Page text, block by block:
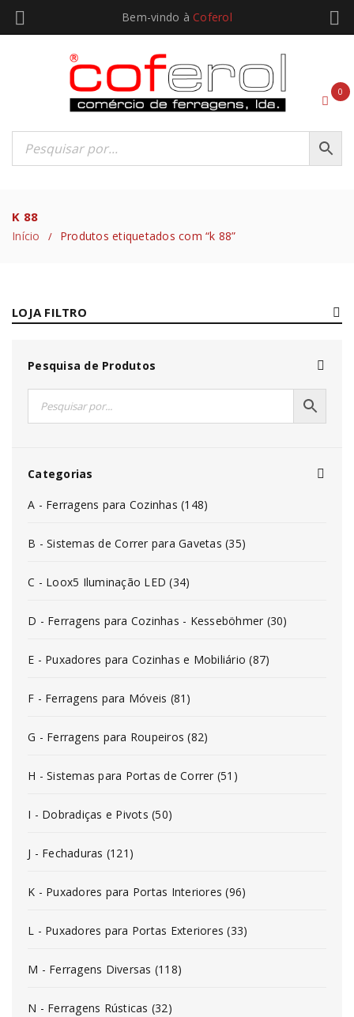
Bem-vindo à Coferol
0
K 88
Início / Produtos etiquetados com “k 88”
LOJA FILTRO
Pesquisa de Produtos
Categorias
A - Ferragens para Cozinhas (148)
B - Sistemas de Correr para Gavetas (35)
C - Loox5 Iluminação LED (34)
D - Ferragens para Cozinhas - Kesseböhmer (30)
E - Puxadores para Cozinhas e Mobiliário (87)
F - Ferragens para Móveis (81)
G - Ferragens para Roupeiros (82)
H - Sistemas para Portas de Correr (51)
I - Dobradiças e Pivots (50)
J - Fechaduras (121)
K - Puxadores para Portas Interiores (96)
L - Puxadores para Portas Exteriores (33)
M - Ferragens Diversas (118)
N - Ferragens Rústicas (32)